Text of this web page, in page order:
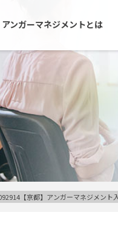
アンガーマネジメントとは
【京都】アンガーマネジメント